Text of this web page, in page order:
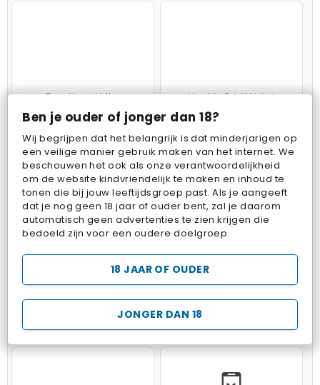
Ben je ouder of jonger dan 18?
Wij begrijpen dat het belangrijk is dat minderjarigen op
een veilige manier gebruik maken van het internet. We
beschouwen het ook als onze verantwoordelijkheid
om de website kindvriendelijk te maken en inhoud te
tonen die bij jouw leeftijdsgroep past. Als je aangeeft
dat je nog geen 18 jaar of ouder bent, zal je daarom
automatisch geen advertenties te zien krijgen die
bedoeld zijn voor een oudere doelgroep.
JONGER DAN 18
18 JAAR OF OUDER
Farm Merge Valley VegaMix 2: Wild West
Pop Fruit Bubbits
Hospital Surgeon Doctor Game Potion Sort